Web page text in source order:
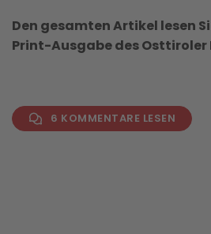
Den gesamten Artikel lesen
Print-Ausgabe des Osttiroler
6 KOMMENTARE LESEN